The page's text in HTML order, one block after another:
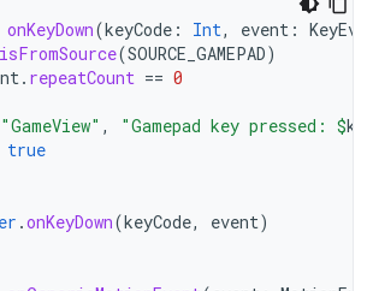
onKeyDown(keyCode : Int, event :
isFromSource(SOURCE_GAMEPAD)
. repeatCount == 0
"GameView" , "Gamepad key pressed: $
true
.onKeyDown(keyCode, event)